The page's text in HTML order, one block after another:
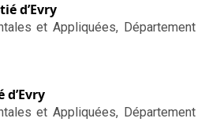
d’Evry
et Appliquées, Département
et Appliquées, Département